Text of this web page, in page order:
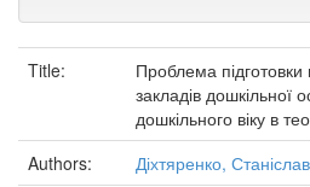
Title:
Проблема підготовки
закладів дошкільної
дошкільного віку в
Authors:
Діхтяренко,